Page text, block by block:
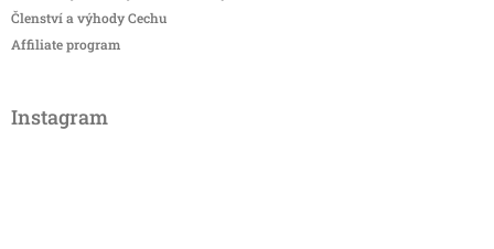
Členství a výhody Cechu
Affiliate program
Instagram